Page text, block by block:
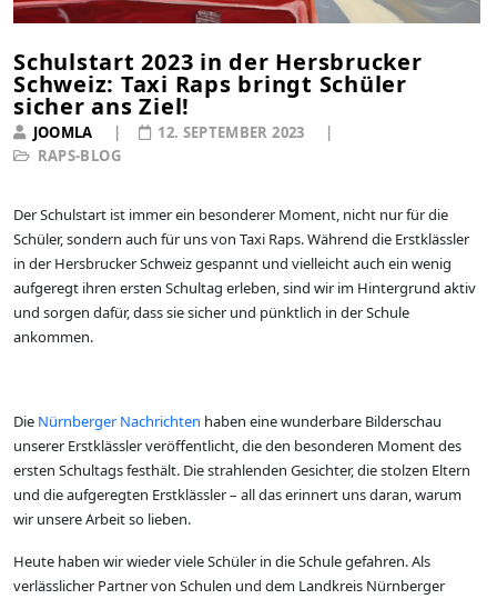
Schulstart 2023 in der Hersbrucker
Schweiz: Taxi Raps bringt Schüler
sicher ans Ziel!
JOOMLA
RAPS-BLOG
12. SEPTEMBER 2023
Der Schulstart ist immer ein besonderer Moment, nicht nur für die
Schüler, sondern auch für uns von Taxi Raps. Während die Erstklässler
in der Hersbrucker Schweiz gespannt und vielleicht auch ein wenig
aufgeregt ihren ersten Schultag erleben, sind wir im Hintergrund aktiv
und sorgen dafür, dass sie sicher und pünktlich in der Schule
ankommen.
Die Nürnberger Nachrichten haben eine wunderbare Bilderschau
unserer Erstklässler veröffentlicht, die den besonderen Moment des
ersten Schultags festhält. Die strahlenden Gesichter, die stolzen Eltern
und die aufgeregten Erstklässler – all das erinnert uns daran, warum
wir unsere Arbeit so lieben.
Heute haben wir wieder viele Schüler in die Schule gefahren. Als
verlässlicher Partner von Schulen und dem Landkreis Nürnberger